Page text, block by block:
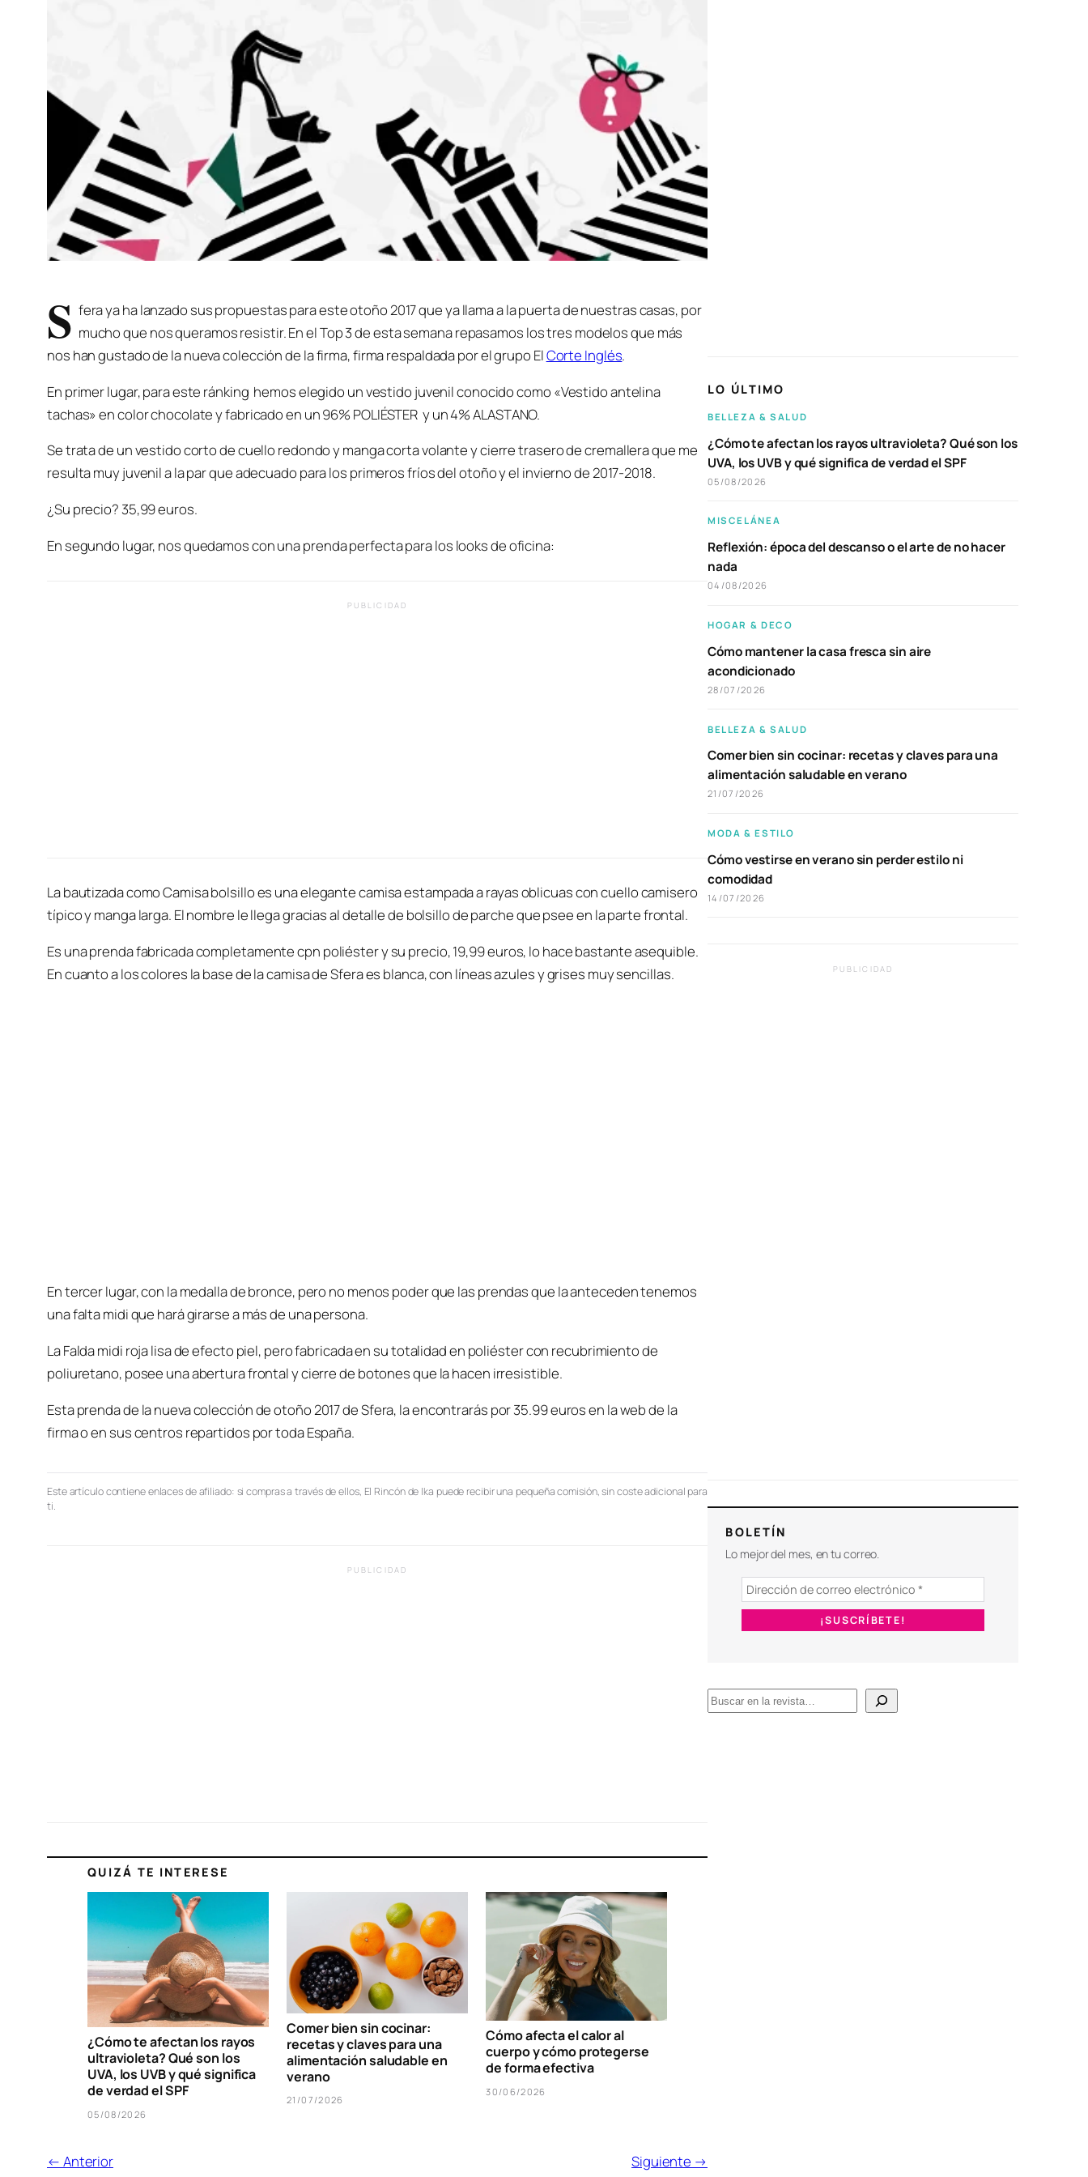
S fera ya ha lanzado sus propuestas para este otoño 2017 que ya llama a la puerta de nuestras casas, por
mucho que nos queramos resistir. En el Top 3 de esta semana repasamos los tres modelos que más
nos han gustado de la nueva colección de la firma, firma respaldada por el grupo ElCorte Inglés.
En primer lugar, para este ránking hemos elegido un vestido juvenil conocido como «Vestido antelina
tachas» en color chocolate y fabricado en un 96% POLIÉSTER y un 4% ALASTANO.
Se trata de un vestido corto de cuello redondo y manga corta volante y cierre trasero de cremallera que me
resulta muy juvenil a la par que adecuado para los primeros fríos del otoño y el invierno de 2017-2018.
¿Su precio? 35,99 euros.
En segundo lugar, nos quedamos con una prenda perfecta para los looks de oficina:
PUBLICIDAD
La bautizada como Camisa bolsillo es una elegante camisa estampada a rayas oblicuas con cuello camisero
típico y manga larga. El nombre le llega gracias al detalle de bolsillo de parche que psee en la parte frontal.
Es una prenda fabricada completamente cpn poliéster y su precio, 19,99 euros, lo hace bastante asequible.
En cuanto a los colores la base de la camisa de Sfera es blanca, con líneas azules y grises muy sencillas.
En tercer lugar, con la medalla de bronce, pero no menos poder que las prendas que la anteceden tenemos
una falta midi que hará girarse a más de una persona.
La Falda midi roja lisa de efecto piel, pero fabricada en su totalidad en poliéster con recubrimiento de
poliuretano, posee una abertura frontal y cierre de botones que la hacen irresistible.
Esta prenda de la nueva colección de otoño 2017 de Sfera, la encontrarás por 35.99 euros en la web de la
firma o en sus centros repartidos por toda España.
Este artículo contiene enlaces de afiliado: si compras a través de ellos, El Rincón de Ika puede recibir una pequeña comisión, sin coste adicional para
ti.
PUBLICIDAD
QUIZÁ TE INTERESE
¿Cómo te afectan los rayos
ultravioleta? Qué son los
UVA, los UVB y qué significa
de verdad el SPF
05/08/2026
Comer bien sin cocinar:
recetas y claves para una
alimentación saludable en
verano
21/07/2026
Cómo afecta el calor al
cuerpo y cómo protegerse
de forma efectiva
30/06/2026
← Anterior Siguiente →
LO ÚLTIMO
BELLEZA & SALUD
¿Cómo te afectan los rayos ultravioleta? Qué son los
UVA, los UVB y qué significa de verdad el SPF
05/08/2026
MISCELÁNEA
Reflexión: época del descanso o el arte de no hacer
nada
04/08/2026
HOGAR & DECO
Cómo mantener la casa fresca sin aire
acondicionado
28/07/2026
BELLEZA & SALUD
Comer bien sin cocinar: recetas y claves para una
alimentación saludable en verano
21/07/2026
MODA & ESTILO
Cómo vestirse en verano sin perder estilo ni
comodidad
14/07/2026
PUBLICIDAD
BOLETÍN
Lo mejor del mes, en tu correo.
B